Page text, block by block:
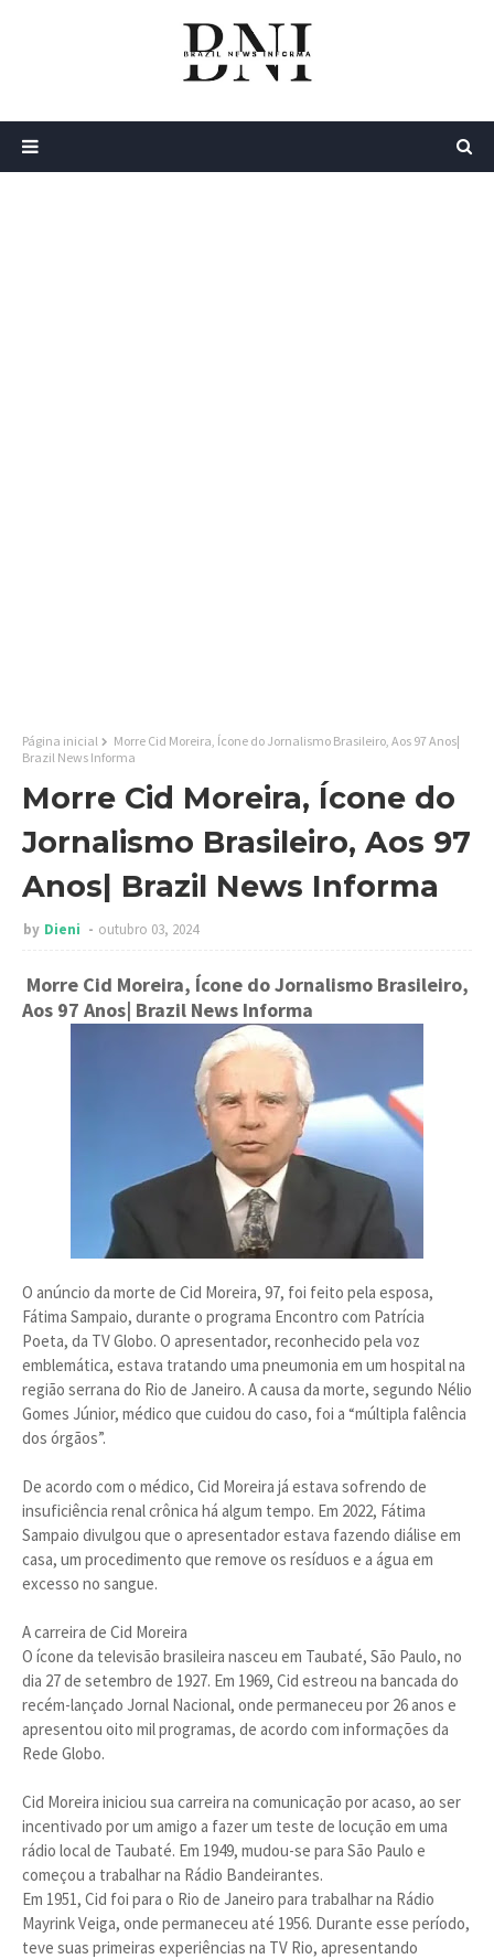
Página inicial
Morre Cid Moreira, Ícone do Jornalismo Brasileiro, Aos 97 Anos|
Brazil News Informa
Morre Cid Moreira, Ícone do
Jornalismo Brasileiro, Aos 97
Anos| Brazil News Informa
by Dieni outubro 03, 2024
Morre Cid Moreira, Ícone do Jornalismo Brasileiro,
Aos 97 Anos| Brazil News Informa
O anúncio da morte de Cid Moreira, 97, foi feito pela esposa, ​​
Fátima Sampaio, durante o programa Encontro com Patrícia
Poeta, da TV Globo. O apresentador, reconhecido pela voz
emblemática, estava tratando uma pneumonia em um hospital na
região serrana do Rio de Janeiro. A causa da morte, segundo Nélio
Gomes Júnior, médico que cuidou do caso, foi a “múltipla falência
dos órgãos”.
De acordo com o médico, Cid Moreira já estava sofrendo de
insuficiência renal crônica há algum tempo. Em 2022, ​​Fátima
Sampaio divulgou que o apresentador estava fazendo diálise em
casa, um procedimento que remove os resíduos e a água em
excesso no sangue.
A carreira de Cid Moreira
O ícone da televisão brasileira nasceu em Taubaté, São Paulo, no
dia 27 de setembro de 1927. Em 1969, Cid estreou na bancada do
recém-lançado Jornal Nacional, onde permaneceu por 26 anos e
apresentou oito mil programas, de acordo com informações da
Rede Globo.
Cid Moreira iniciou sua carreira na comunicação por acaso, ao ser
incentivado por um amigo a fazer um teste de locução em uma
rádio local de Taubaté. Em 1949, mudou-se para São Paulo e
começou a trabalhar na Rádio Bandeirantes.
Em 1951, Cid foi para o Rio de Janeiro para trabalhar na Rádio
Mayrink Veiga, onde permaneceu até 1956. Durante esse período,
teve suas primeiras experiências na TV Rio, apresentando